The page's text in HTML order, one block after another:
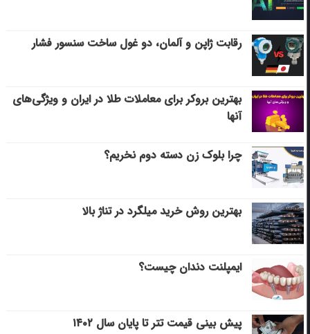
رقابت ژاپن و آلمان، دو غول ساخت سنسور فشار
بهترین بروکر برای معاملات طلا در ایران و ویژگی‌های
آنها
چرا بلوک زن دسته دوم نخریم؟
بهترین روش خرید میلگرد در تناژ بالا
ایمپلنت دندان چیست؟
پیش بینی قیمت تتر تا پایان سال ۱۴۰۲